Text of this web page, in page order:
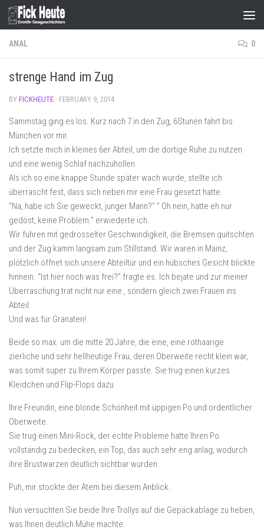
Skip to content
ANAL 0
strenge Hand im Zug
BY FICKHEUTE · FEBRUARY 9, 2014
Sammstag ging es los. Kurz nach 7 in den Zug, 6Stunen fahrt bis
München vor mir.
Ich setzte mich in kleines 6er Abteil, um die dortige Ruhe zu nutzen
und eine wenig Schlaf nachzuhollen.
Als ich so eine knappe Stunde später wach wurde, stellte ich
überrascht fest, dass sich neben mir eine Frau gesetzt hatte.
“Na, habe ich Sie geweckt, junger Mann?” ” Oh nein, hatte eh nur
gedöst, keine Problem.” erwiederte ich.
Wir fuhren mit gedrosselter Geschwindigkeit, die Bremsen quitschten
und der Zug kamm langsam zum Stillstand. Wir waren in Mainz,
plötzlich öffnet sich unsere Abteiltür und ein hübsches Gesicht blickte
hinnein. “Ist hier noch was frei?” fragte es. Ich bejate und zur meiner
Überraschung trat nicht nur eine , sondern gleich zwei Frauen ins
Abteil.
Und was für Granaten!
Beide so max. um die mitte 20 Jahre, die eine, eine rothaarige
zierliche und sehr hellheutige Frau, deren Oberweite recht klein war,
was somit super zu Ihrem Körper passte. Sie trug einen kurzes
Kleidchen und Flip-Flops dazu.
Ihre Freundin, eine blonde Schönheit mit üppigen Po und ordentlicher
Oberweite.
Sie trug einen Mini-Rock, der echte Probleme hatte Ihren Po
vollständig zu bedecken, ein Top, das auch sehr eng anlag, wodurch
ihre Brustwarzen deutlich sichtbar wurden.
Puh, mir stockte der Atem bei diesem Anblick.
Nun versuchten Sie beide Ihre Trollys auf die Gepäckablage zu heben,
was Ihnen deutlich Mühe machte.